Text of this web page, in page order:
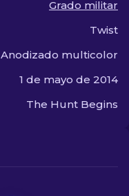
Grado militar
Twist
Anodizado multicolor
1 de mayo de 2014
The Hunt Begins